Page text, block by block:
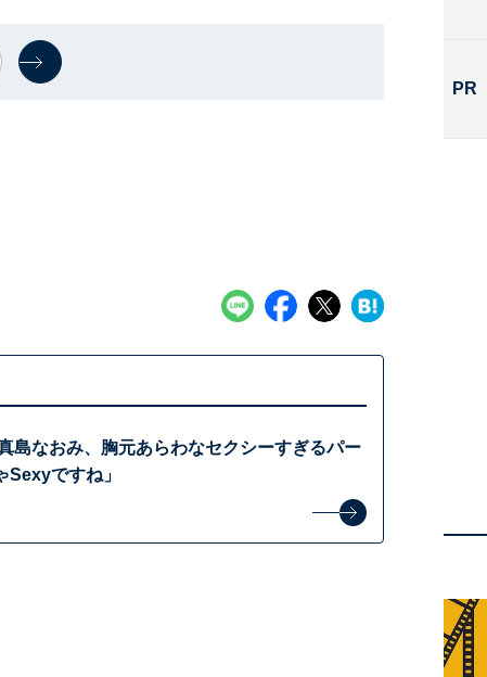
島なおみ、胸元あらわなセクシーすぎるパー
Sexyですね」
PR